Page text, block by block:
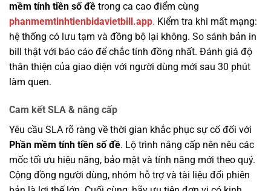
mềm tính tiền số đề trong ca cao điểm cùng
phanmemtinhtienbidavietbill.app. Kiểm tra khi mất mạng:
hệ thống có lưu tạm và đồng bộ lại không. So sánh bản in
bill thật với báo cáo để chắc tính đồng nhất. Đánh giá độ
thân thiện của giao diện với người dùng mới sau 30 phút
làm quen.
Cam kết SLA & nâng cấp
Yêu cầu SLA rõ ràng về thời gian khắc phục sự cố đối với
Phần mềm tính tiền số đề. Lộ trình nâng cấp nên nêu các
mốc tối ưu hiệu năng, bảo mật và tính năng mới theo quý.
Cộng đồng người dùng, nhóm hỗ trợ và tài liệu đổi phiên